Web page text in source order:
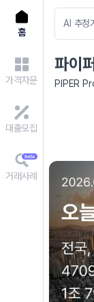
홈
가격자문
대출모집
거래사례
파이
PIPER